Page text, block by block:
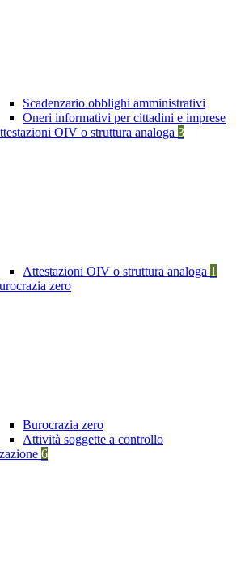
Scadenzario obblighi amministrativi
Oneri informativi per cittadini e imprese
OIV o struttura analoga 3
Attestazioni OIV o struttura analoga 1
zero
Burocrazia zero
Attività soggette a controllo
6